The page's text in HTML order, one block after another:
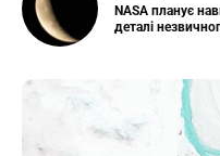
NASA планує
деталі